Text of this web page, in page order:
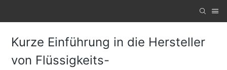
Kurze Einführung in die Hersteller
von Flüssigkeits-